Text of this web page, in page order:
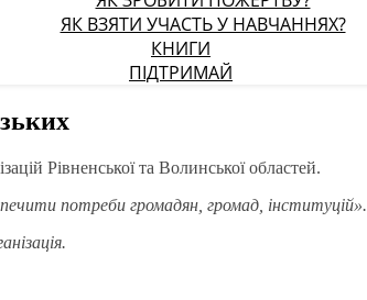
ЯК ВЗЯТИ УЧАСТЬ У НАВЧАННЯХ?
КНИГИ
ПІДТРИМАЙ
Рівненської та Волинської областей.
потреби громадян, громад, інституцій».